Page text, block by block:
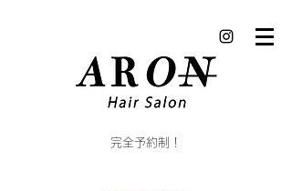
完全予約制！